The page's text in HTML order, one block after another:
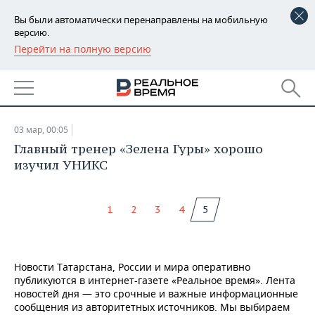
Вы были автоматически перенаправлены на мобильную
версию.
Перейти на полную версию
РЕГИОНЫ
БАШКОРТОСТАН
УДМУРТИЯ
НОВОСТИ
НОВОСТИ АНАЛИТИКИ
КОРОЛИ ГОСЗАКАЗА ПФО
КОМУ ПРИНАДЛЕЖАТ
ТОРГОВЫЕ ЦЕНТРЫ
ТАТАРСТАНА
ЭКОНОМИКА
БЮДЖЕТ
ИНВЕСТИЦИИ
МАШИНОСТРОЕНИЕ
НЕДВИЖИМОСТЬ
НОВОСТИ АВТО
БИЗНЕС
НОВОСТИ БИЗНЕСА
ТЕХНОЛОГИИ
03.03.2016
03 мар, 00:05
Главный тренер «Зелена Гуры» хорошо
изучил УНИКС
1 2 3 4 5
Новости Татарстана, России и мира оперативно
публикуются в интернет-газете «Реальное время». Лента
новостей дня — это срочные и важные информационные
сообщения из авторитетных источников. Мы выбираем